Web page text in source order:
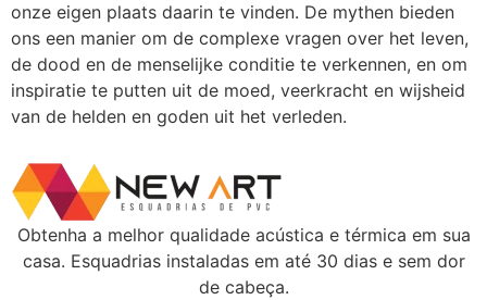
onze eigen plaats daarin te vinden. De mythen bieden
ons een manier om de complexe vragen over het leven,
de dood en de menselijke conditie te verkennen, en om
inspiratie te putten uit de moed, veerkracht en wijsheid
van de helden en goden uit het verleden.
Obtenha a melhor qualidade acústica e térmica em sua
casa. Esquadrias instaladas em até 30 dias e sem dor
de cabeça.